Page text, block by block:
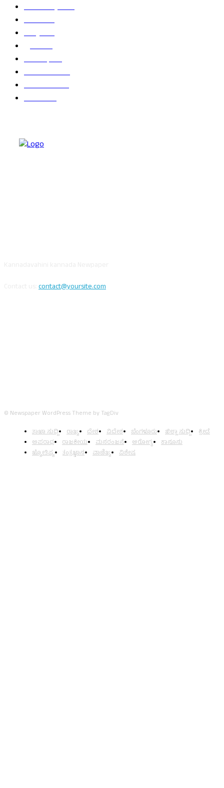
ತಾಜಾ ಸುದ್ದಿ 2865
ದೇಶ2245
ರಾಜ್ಯ 2216
ಕ್ರೀಡೆ1138
ಅಪರಾಧ791
ರಾಜಕೀಯ686
ಬೆಂಗಳೂರು681
ವಿದೇಶ625
contact@yoursite.com
© Newspaper WordPress Theme by TagDiv
ತಾಜಾ ಸುದ್ದಿ
ರಾಜ್ಯ ದೇಶ ವಿದೇಶ ಬೆಂಗಳೂರು ಜಿಲ್ಲಾ ಸುದ್ದಿ
ಕ್ರೀಡೆ
ಅಪರಾಧ
ರಾಜಕೀಯ ಮನರಂಜನೆ ಆರೋಗ್ಯ
ಕಾನೂನು
ಜ್ಯೋತಿಷ್ಯ
ತಂತ್ರಜ್ಞಾನ ವಾಣಿಜ್ಯ ವಿಶೇಷ